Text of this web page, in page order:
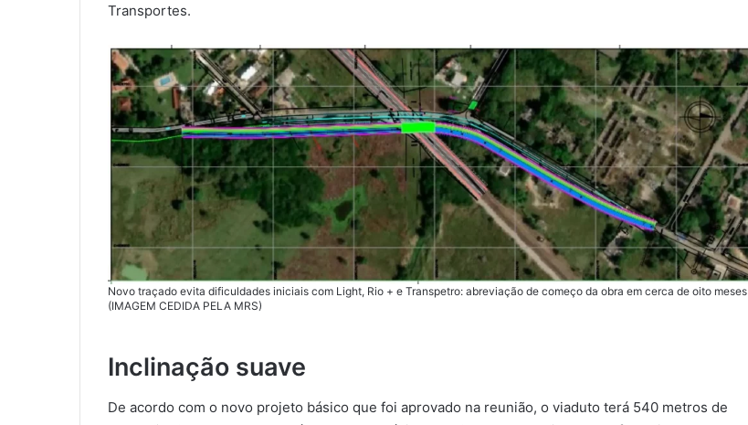
Transportes.
Novo traçado evita dificuldades iniciais com Light, Rio + e Transpetro: abreviação de começo da obra em cerca de oito meses
(IMAGEM CEDIDA PELA MRS)
Inclinação suave
De acordo com o novo projeto básico que foi aprovado na reunião, o viaduto terá 540 metros de